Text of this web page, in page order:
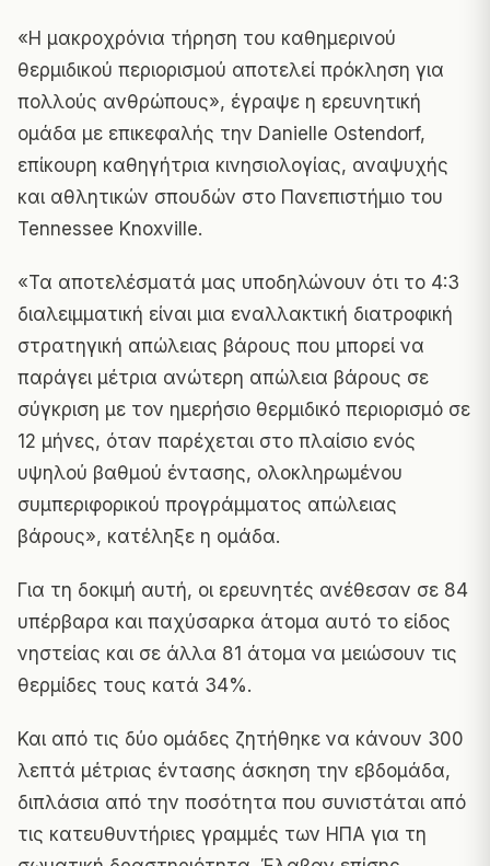
«Η μακροχρόνια τήρηση του καθημερινού
θερμιδικού περιορισμού αποτελεί πρόκληση για
πολλούς ανθρώπους», έγραψε η ερευνητική
ομάδα με επικεφαλής την Danielle Ostendorf,
επίκουρη καθηγήτρια κινησιολογίας, αναψυχής
και αθλητικών σπουδών στο Πανεπιστήμιο του
Tennessee Knoxville.
«Τα αποτελέσματά μας υποδηλώνουν ότι το 4:3
διαλειμματική είναι μια εναλλακτική διατροφική
στρατηγική απώλειας βάρους που μπορεί να
παράγει μέτρια ανώτερη απώλεια βάρους σε
σύγκριση με τον ημερήσιο θερμιδικό περιορισμό σε
12 μήνες, όταν παρέχεται στο πλαίσιο ενός
υψηλού βαθμού έντασης, ολοκληρωμένου
συμπεριφορικού προγράμματος απώλειας
βάρους», κατέληξε η ομάδα.
Για τη δοκιμή αυτή, οι ερευνητές ανέθεσαν σε 84
υπέρβαρα και παχύσαρκα άτομα αυτό το είδος
νηστείας και σε άλλα 81 άτομα να μειώσουν τις
θερμίδες τους κατά 34%.
Και από τις δύο ομάδες ζητήθηκε να κάνουν 300
λεπτά μέτριας έντασης άσκηση την εβδομάδα,
διπλάσια από την ποσότητα που συνιστάται από
τις κατευθυντήριες γραμμές των ΗΠΑ για τη